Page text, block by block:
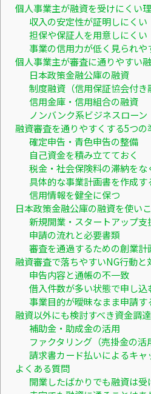
個人事業主が融資を受けにくい
収入の安定性が証明しにくい
担保や保証人を用意しにくい
事業の信用力が低く見られや
個人事業主が審査に通りやすい
日本政策金融公庫の融資
制度融資（信用保証協会付き
信用金庫・信用組合の融資
ノンバンク系ビジネスローン
融資審査を通りやすくする5つの
確定申告・青色申告の整備
自己資金を積み立てておく
税金・社会保険料の滞納をな
具体的な事業計画書を作成す
信用情報を健全に保つ
日本政策金融公庫の融資を使い
新規開業・スタートアップ支
申請の流れと必要書類
審査を通過するための創業計
融資審査で落ちやすいNG行動と
申告内容と通帳の不一致
借入件数が多い状態で申し込
事業目的が曖昧なまま申請す
融資以外にも検討すべき資金調
補助金・助成金の活用
ファクタリング（売掛金の活
請求書カード払いによるキ
よくある質問
開業したばかりでも融資は受